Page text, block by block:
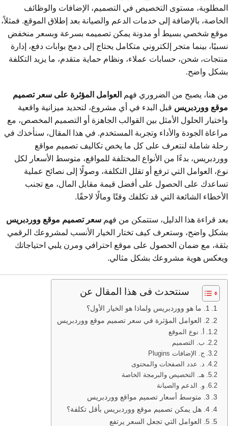
المطلوبة، مستوى التخصيص في التصميم، الإضافات والوظائف
الخاصة، بالإضافة إلى خدمات الدعم والصيانة بعد إطلاق الموقع. فمثلاً،
موقع شخصي بسيط أو مدونة يمكن تصميمه بسرعة وبسعر منخفض
نسبيًا، بينما متجر إلكتروني متكامل يحتاج إلى دمج بوابات دفع، إدارة
منتجات، شحن، حسابات عملاء، ونظام حماية متقدم، ما يزيد التكلفة
بشكل واضح.
من هنا، يصبح من الضروري فهم
العوامل المؤثرة على سعر تصميم
موقع ووردبريس قبل البدء في أي مشروع، لتحديد ميزانية واقعية
واختيار الحلول الأمثل بين القوالب الجاهزة أو التصميم المخصص، مع
مراعاة الجودة والأداء وتجربة المستخدم. في هذا المقال، سنأخذك في
رحلة شاملة لنتعرف على كل ما يخص تكاليف تصميم مواقع
ووردبريس، بدءًا من الأنواع المختلفة للمواقع، متوسط الأسعار لكل
نوع، العوامل التي ترفع أو تقلل التكلفة، وصولًا إلى نصائح عملية
تساعدك على الحصول على أفضل قيمة مقابل المال، مع تجنب
الأخطاء الشائعة التي قد تكلفك وقتًا ومالًا لاحقًا.
بعد قراءة هذا الدليل، ستتمكن من فهم سعر تصميم موقع ووردبريس
بشكل واضح، وستعرف كيف تختار الخيار الأنسب لمشروعك الرقمي
بثقة، مع ضمان الحصول على موقع احترافي ومرن يلبي احتياجاتك
ويعكس هوية مشروعك بشكل مثالي.
سنتحدث فى هذا المقال عن
1. ما هو ووردبريس ولماذا هو الخيار الأول؟
2. العوامل المؤثرة في سعر تصميم موقع ووردبريس
أ. نوع الموقع
ب. التصميم
ج. الإضافات Plugins
د. عدد الصفحات والمحتوى
هـ. التخصيص والبرمجة الخاصة
و. الدعم والصيانة
3. متوسط أسعار تصميم مواقع ووردبريس
4. هل يمكن تصميم موقع ووردبريس بأقل تكلفة؟
5. العوامل التي تجعل السعر يرتفع